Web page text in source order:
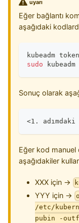
uyarı
Eğer bağlantı
aşağıdaki
kubeadm
sudo
Sonuç olarak
<1.
Eğer kod manuel
aşağıdakiler
XXX için →
YYY için →
/etc/
pubin -